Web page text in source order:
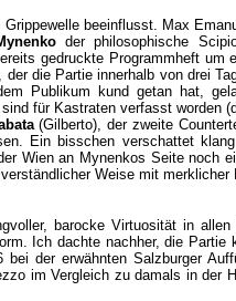
beeinflusst. Max
der philosophische
gedruckte Programmheft um
die Partie innerhalb von drei
Publikum kund getan hat,
für Kastraten verfasst worden
(Gilberto), der zweite
Ein bisschen verschattet
Wien an Mynenkos Seite noch
Weise mit
barocke Virtuosität in allen
Ich dachte nachher, die Partie
der erwähnten Salzburger
im Vergleich zu damals in der